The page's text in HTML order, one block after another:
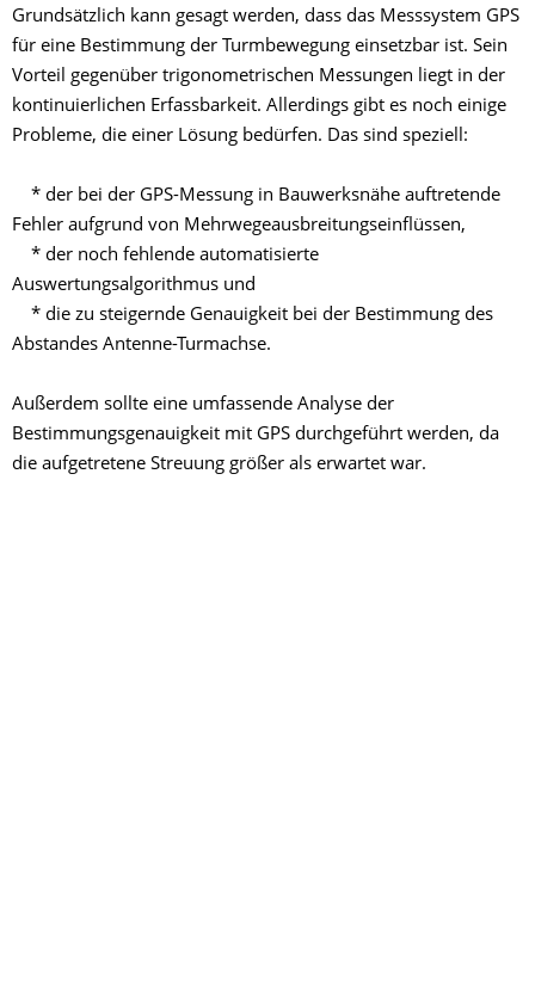
Grundsätzlich kann gesagt werden, dass das Messsystem GPS
für eine Bestimmung der Turmbewegung einsetzbar ist. Sein
Vorteil gegenüber trigonometrischen Messungen liegt in der
kontinuierlichen Erfassbarkeit. Allerdings gibt es noch einige
Probleme, die einer Lösung bedürfen. Das sind speziell:
* der bei der GPS-Messung in Bauwerksnähe auftretende
Fehler aufgrund von Mehrwegeausbreitungseinflüssen,
* der noch fehlende automatisierte
Auswertungsalgorithmus und
* die zu steigernde Genauigkeit bei der Bestimmung des
Abstandes Antenne-Turmachse.
Außerdem sollte eine umfassende Analyse der
Bestimmungsgenauigkeit mit GPS durchgeführt werden, da
die aufgetretene Streuung größer als erwartet war.